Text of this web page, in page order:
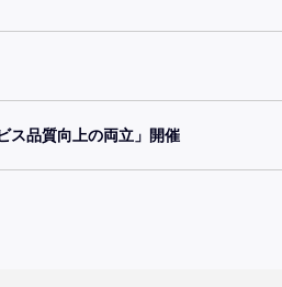
ス品質向上の両立」開催